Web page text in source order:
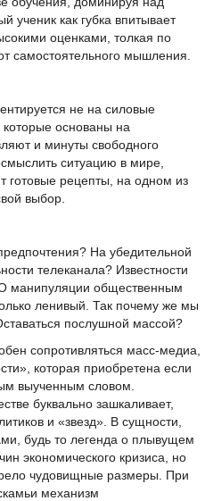
ученик как губка впитывает
оценками, толкая по
самостоятельного мышления.
не на силовые
которые основаны на
и минуты свободного
ситуацию в мире,
готовые рецепты, на одном из
выбор.
На убедительной
телеканала? Известности
манипуляции общественным
ленивый. Так почему же мы
послушной массой?
сопротивляться масс-медиа,
которая приобретена если
выученным словом.
буквально зашкаливает,
и «звезд». В сущности,
будь то легенда о плывущем
экономического кризиса, но
чудовищные размеры. При
механизм